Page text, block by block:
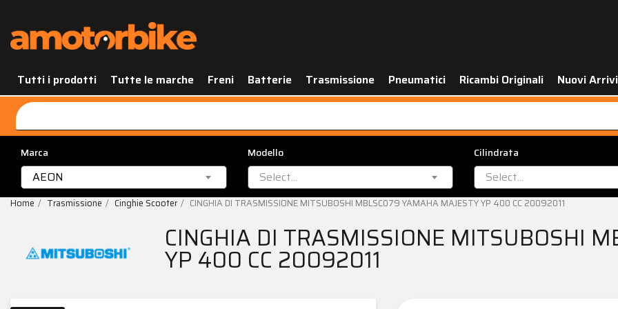
Tutti i prodotti Tutte le marche Freni Batterie Trasmissione Pneumatici Ricambi Originali Nuovi Arrivi
Marca
AEON
Modello
Select...
Cilindrata
Select...
Home Trasmissione Cinghie Scooter CINGHIA DI TRASMISSIONE MITSUBOSHI MBLSC079 YAMAHA MAJESTY YP 400 CC 20092011
CINGHIA DI TRASMISSIONE MITSUBOSHI
YP 400 CC 20092011